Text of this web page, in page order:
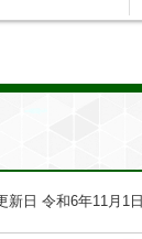
日 令和6年11月1日